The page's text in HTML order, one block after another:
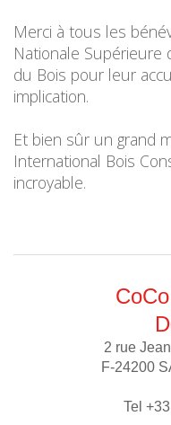
Merci à tous les
Nationale Supérieure
du Bois pour leur
implication.
Et bien sûr un grand
International Bois
incroyable.
2 rue
F-24200
Tel